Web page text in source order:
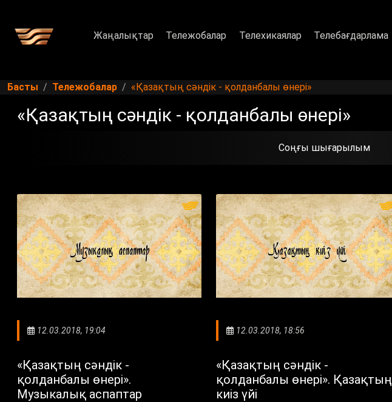
Жаңалықтар Тележобалар Телехикаялар Телебағдарлама
Басты Тележобалар «Қазақтың сәндік - қолданбалы өнері»
«Қазақтың сәндік - қолданбалы өнері»
Соңғы шығарылым
12.03.2018, 19:04
«Қазақтың сәндік -
қолданбалы өнері».
Музыкалық аспаптар
12.03.2018, 18:56
«Қазақтың сәндік -
қолданбалы өнері». Қазақтың
киіз үйі